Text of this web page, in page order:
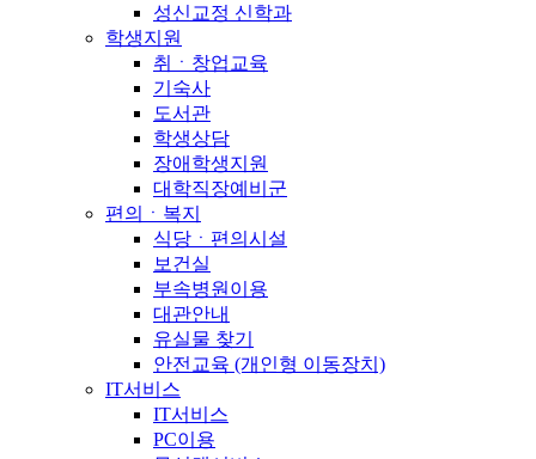
성신교정 신학과
학생지원
취ㆍ창업교육
기숙사
도서관
학생상담
장애학생지원
대학직장예비군
편의ㆍ복지
식당ㆍ편의시설
보건실
부속병원이용
대관안내
유실물 찾기
안전교육 (개인형 이동장치)
IT서비스
IT서비스
PC이용